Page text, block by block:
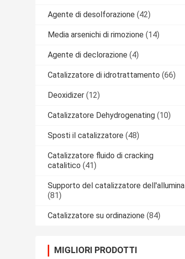
Agente di desolforazione (42)
Media arsenichi di rimozione (14)
Agente di declorazione (4)
Catalizzatore di idrotrattamento (66)
Deoxidizer (12)
Catalizzatore Dehydrogenating (10)
Sposti il catalizzatore (48)
Catalizzatore fluido di cracking
catalitico (41)
Supporto del catalizzatore dell'allumina
(81)
Catalizzatore su ordinazione (84)
MIGLIORI PRODOTTI